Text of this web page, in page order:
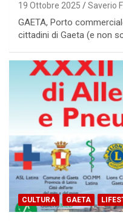
19 Ottobre 2025 Saverio
GAETA, Porto
cittadini di Gaeta (e non
CULTURA GAETA